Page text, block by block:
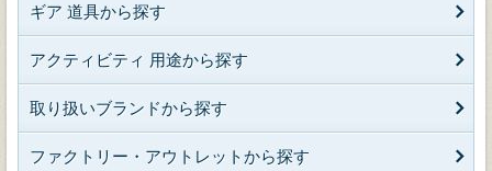
ギア 道具から探す
アクティビティ 用途から探す
取り扱いブランドから探す
ファクトリー・アウトレットから探す